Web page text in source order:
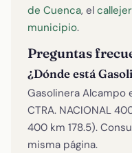
de Cuenca, el
municipio.
Preguntas
¿Dónde está
Gasolinera Alcampo
CTRA. NACIONAL
400 km 178.5).
misma página.